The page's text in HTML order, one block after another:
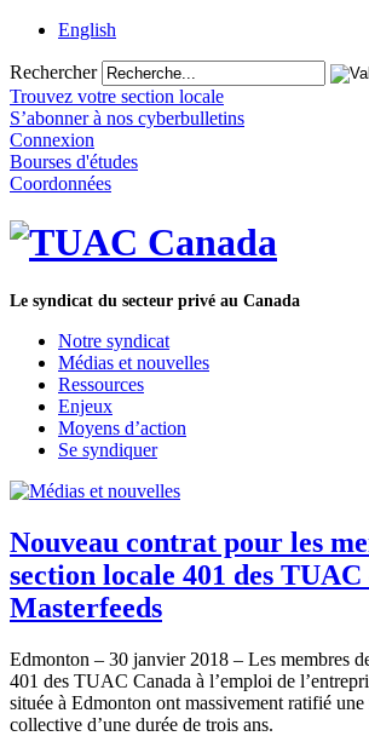
English
Rechercher
Trouvez votre section locale
S’abonner à nos cyberbulletins
Connexion
Bourses d'études
Coordonnées
Le syndicat du secteur privé au Canada
Notre syndicat
Médias et nouvelles
Ressources
Enjeux
Moyens d’action
Se syndiquer
Nouveau contrat pour les
section locale 401 des TUAC
Masterfeeds
Edmonton – 30 janvier 2018 – Les membres
401 des TUAC Canada à l’emploi de
située à Edmonton ont massivement ratifié
collective d’une durée de trois ans.